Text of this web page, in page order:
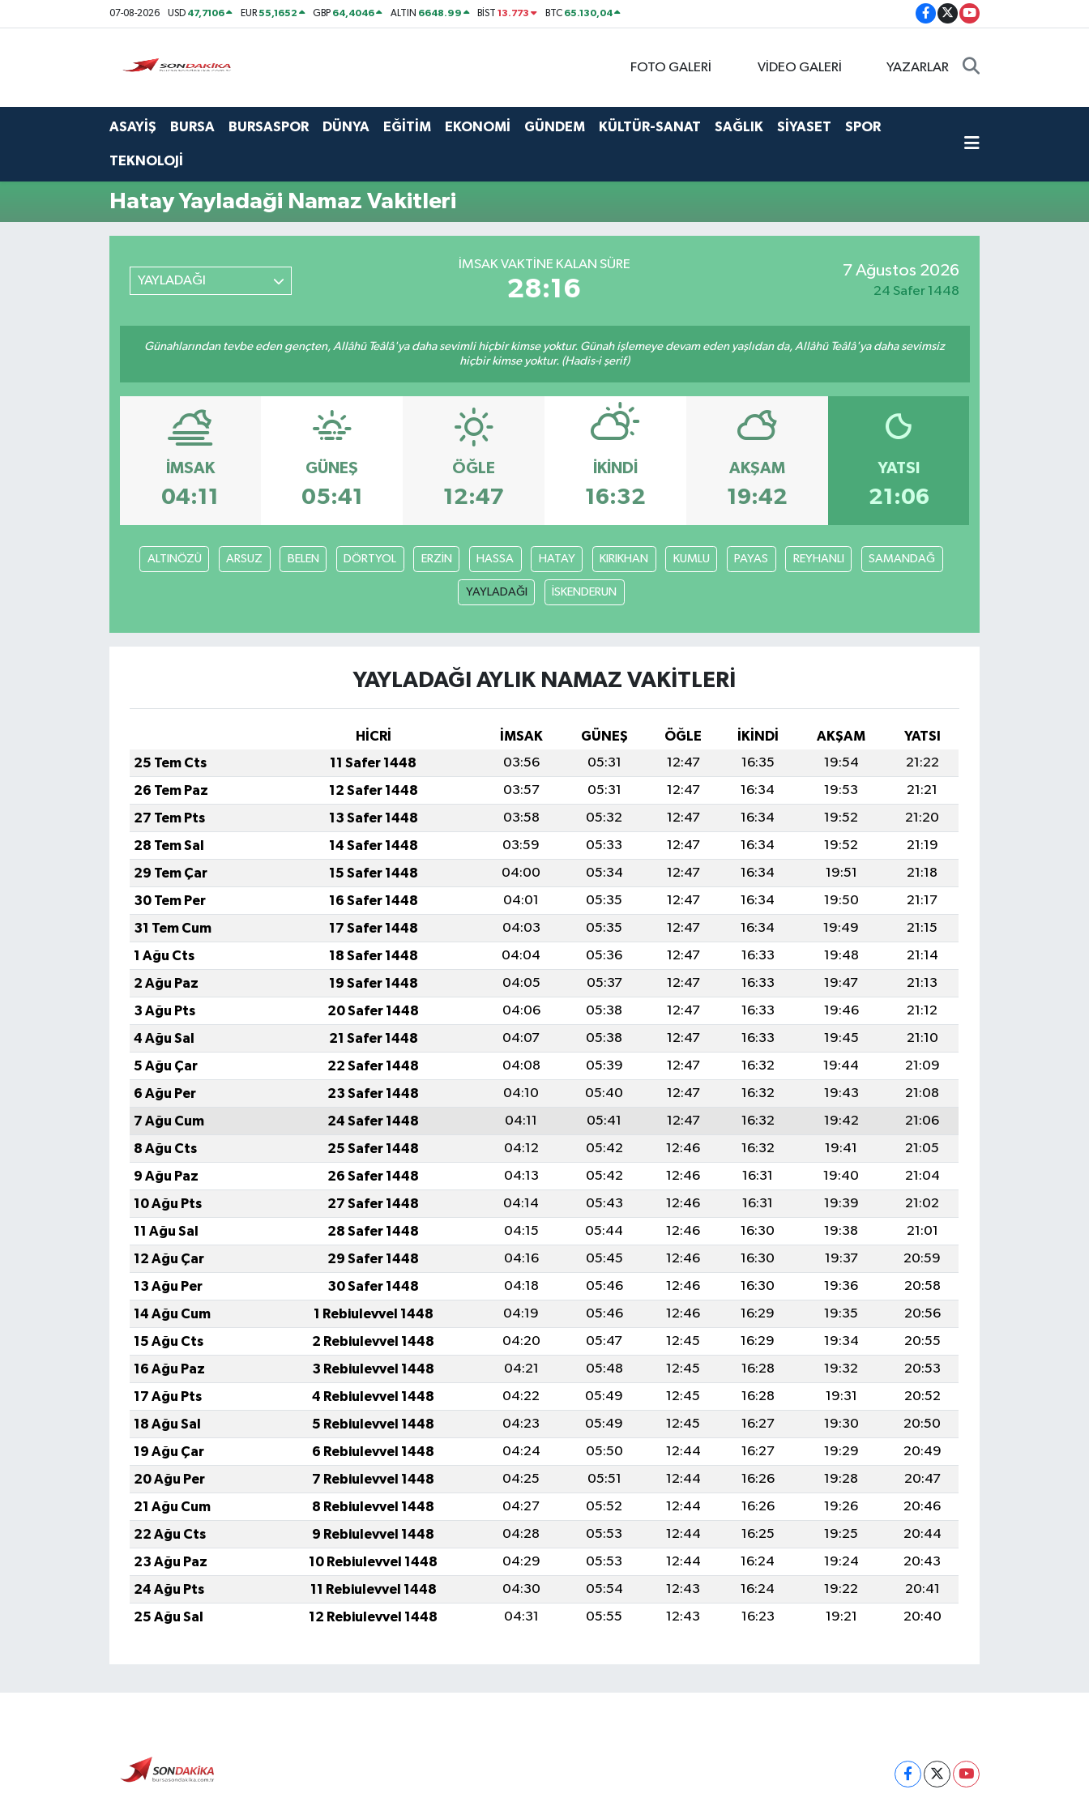
07-08-2026 USD 47,7106 EUR55,1652 GBP 64,4046 ALTIN 6648.99 BİST13.773 BTC 65.130,04
FOTO GALERİ VİDEO GALERİ YAZARLAR
ASAYİŞ BURSA BURSASPOR DÜNYA EĞİTİM EKONOMİ GÜNDEM KÜLTÜR-SANAT SAĞLIK SİYASET SPOR
TEKNOLOJİ
Hatay Yayladaği Namaz Vakitleri
YAYLADAĞI
İMSAK VAKTINE KALAN SÜRE
28:15
7 Ağustos 2026
24 Safer 1448
Günahlarından tevbe eden gençten, Allâhü Teâlâ'ya daha sevimli hiçbir kimse yoktur. Günah işlemeye devam eden yaşlıdan da, Allâhü Teâlâ'ya daha sevimsiz
hiçbir kimse yoktur. (Hadis-i şerif)
İMSAK
04:11
GÜNEŞ
05:41
ÖĞLE
12:47
İKINDI
16:32
AKŞAM
19:42
YATSI
21:06
ALTINÖZÜ ARSUZ BELEN DÖRTYOL ERZİN HASSA HATAY KIRIKHAN KUMLU PAYAS REYHANLI SAMANDAĞ
YAYLADAĞI İSKENDERUN
YAYLADAĞI AYLIK NAMAZ VAKITLERI
HİCRİ İMSAK GÜNEŞ ÖĞLE İKINDI AKŞAM
YATSI
25 Tem Cts
11 Safer 1448 03:56 05:31 12:47 16:35 19:54
21:22
26 Tem Paz
12 Safer 1448 03:57 05:31 12:47 16:34 19:53
21:21
27 Tem Pts
13 Safer 1448 03:58 05:32 12:47 16:34 19:52
21:20
28 Tem Sal
14 Safer 1448 03:59 05:33 12:47 16:34 19:52
21:19
29 Tem Çar
15 Safer 1448 04:00 05:34 12:47 16:34 19:51
21:18
30 Tem Per
16 Safer 1448 04:01 05:35 12:47 16:34 19:50
21:17
31 Tem Cum
17 Safer 1448 04:03 05:35 12:47 16:34 19:49
21:15
1 Ağu Cts
18 Safer 1448 04:04 05:36 12:47 16:33 19:48
21:14
2 Ağu Paz
19 Safer 1448 04:05 05:37 12:47 16:33 19:47
21:13
3 Ağu Pts
20 Safer 1448 04:06 05:38 12:47 16:33 19:46
21:12
4 Ağu Sal
21 Safer 1448 04:07 05:38 12:47 16:33 19:45
21:10
5 Ağu Çar
22 Safer 1448 04:08 05:39 12:47 16:32 19:44
21:09
6 Ağu Per
23 Safer 1448 04:10 05:40 12:47 16:32 19:43
21:08
7 Ağu Cum
24 Safer 1448 04:11 05:41 12:47 16:32 19:42
21:06
8 Ağu Cts
25 Safer 1448 04:12 05:42 12:46 16:32 19:41
21:05
9 Ağu Paz
26 Safer 1448 04:13 05:42 12:46 16:31 19:40
21:04
10 Ağu Pts
27 Safer 1448 04:14 05:43 12:46 16:31 19:39
21:02
11 Ağu Sal
28 Safer 1448 04:15 05:44 12:46 16:30 19:38
21:01
12 Ağu Çar
29 Safer 1448 04:16 05:45 12:46 16:30 19:37
20:59
13 Ağu Per
30 Safer 1448 04:18 05:46 12:46 16:30 19:36
20:58
14 Ağu Cum
1 Rebiulevvel 1448 04:19 05:46 12:46 16:29 19:35
20:56
15 Ağu Cts
2 Rebiulevvel 1448 04:20 05:47 12:45 16:29 19:34
20:55
16 Ağu Paz
3 Rebiulevvel 1448 04:21 05:48 12:45 16:28 19:32
20:53
17 Ağu Pts
4 Rebiulevvel 1448 04:22 05:49 12:45 16:28 19:31
20:52
18 Ağu Sal
5 Rebiulevvel 1448 04:23 05:49 12:45 16:27 19:30
20:50
19 Ağu Çar
6 Rebiulevvel 1448 04:24 05:50 12:44 16:27 19:29
20:49
20 Ağu Per
7 Rebiulevvel 1448 04:25 05:51 12:44 16:26 19:28
20:47
21 Ağu Cum
8 Rebiulevvel 1448 04:27 05:52 12:44 16:26 19:26
20:46
22 Ağu Cts
9 Rebiulevvel 1448 04:28 05:53 12:44 16:25 19:25
20:44
23 Ağu Paz
10 Rebiulevvel 1448 04:29 05:53 12:44 16:24 19:24
20:43
24 Ağu Pts
11 Rebiulevvel 1448 04:30 05:54 12:43 16:24 19:22
20:41
25 Ağu Sal
12 Rebiulevvel 1448 04:31 05:55 12:43 16:23 19:21 20:40
Ekonomi
Foto Galeri